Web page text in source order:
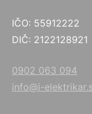
IČO: 55912222
DIČ: 2122128921
0902 063 094
info@i-